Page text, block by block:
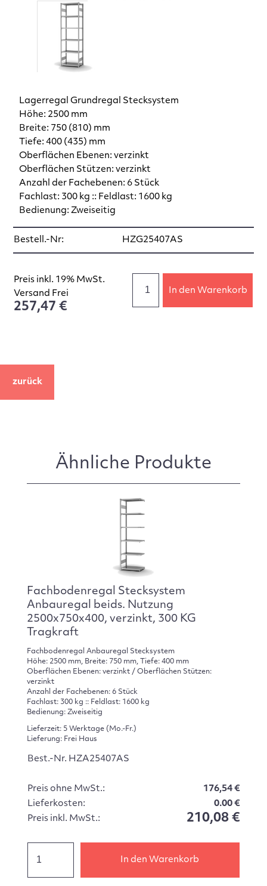
Lagerregal Grundregal Stecksystem
Höhe: 2500 mm
Breite: 750 (810) mm
Tiefe: 400 (435) mm
Oberflächen Ebenen: verzinkt
Oberflächen Stützen: verzinkt
Anzahl der Fachebenen: 6 Stück
Fachlast: 300 kg :: Feldlast: 1600 kg
Bedienung: Zweiseitig
Bestell.-Nr: HZG25407AS
Preis inkl. 19% MwSt.
Versand Frei
257,47 €
In den Warenkorb
zurück
Ähnliche Produkte
Fachbodenregal Stecksystem
Anbauregal beids. Nutzung
2500x750x400, verzinkt, 300 KG
Tragkraft
Fachbodenregal Anbauregal Stecksystem
Höhe: 2500 mm, Breite: 750 mm, Tiefe: 400 mm
Oberflächen Ebenen: verzinkt / Oberflächen Stützen:
verzinkt
Anzahl der Fachebenen: 6 Stück
Fachlast: 300 kg :: Feldlast: 1600 kg
Bedienung: Zweiseitig
Lieferzeit: 5 Werktage (Mo.-Fr.)
Lieferung: Frei Haus
Best.-Nr. HZA25407AS
Preis ohne MwSt.:
176,54 €
Lieferkosten:
0.00 €
Preis inkl. MwSt.:
210,08 €
In den Warenkorb